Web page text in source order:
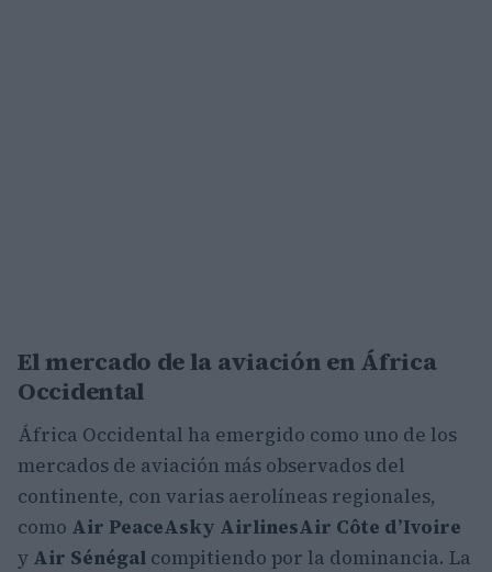
El mercado de la aviación en África
Occidental
África Occidental ha emergido como uno de los
mercados de aviación más observados del
continente, con varias aerolíneas regionales,
como Air PeaceAsky AirlinesAir Côte d’Ivoire
y Air Sénégal compitiendo por la dominancia. La